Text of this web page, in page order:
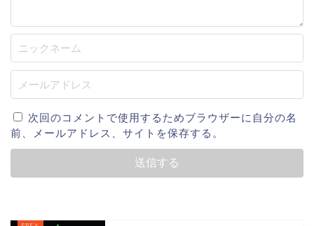
次回のコメントで使用するためブラウザーに自分の名
前、メールアドレス、サイトを保存する。